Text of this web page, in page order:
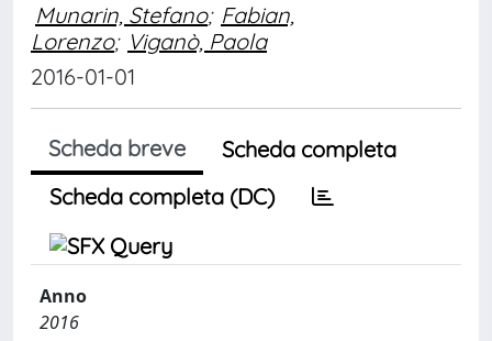
Munarin, Stefano; Fabian,
Lorenzo; Viganò, Paola
2016-01-01
Scheda breve
Scheda completa
Scheda completa (DC)
Anno
2016